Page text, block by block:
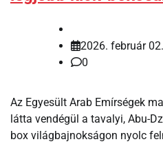
2026. február 02.
0
Az Egyesült Arab Emírségek
látta vendégül a tavalyi, Abu-
box világbajnokságon nyolc